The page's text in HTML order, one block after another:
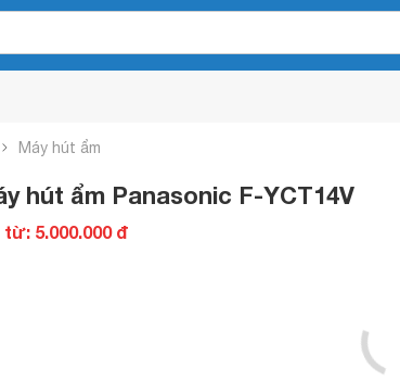
Máy hút ẩm
hút ẩm Panasonic F-YCT14V
từ: 5.000.000 đ